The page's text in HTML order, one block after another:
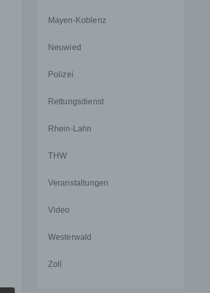
Mayen-Koblenz
Neuwied
Polizei
Rettungsdienst
Rhein-Lahn
THW
Veranstaltungen
Video
Westerwald
Zoll